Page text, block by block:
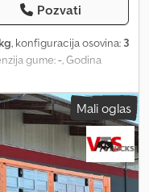
Pozvati
, konfiguracija osovina: 3
gume:-, Godina
----- R.I.V -----
objekat ----- Glavni
bez PDV-a. Mogućnost
dostupno je na
sastanak kako
Naša kompanija,
Mali oglas